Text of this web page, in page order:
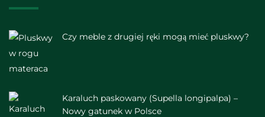
Czy meble z drugiej ręki mogą mieć pluskwy?
Karaluch paskowany (Supella longipalpa) –
Nowy gatunek w Polsce